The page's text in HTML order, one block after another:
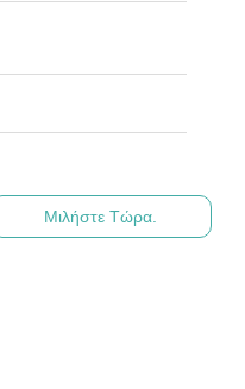
Μιλήστε Τώρα.